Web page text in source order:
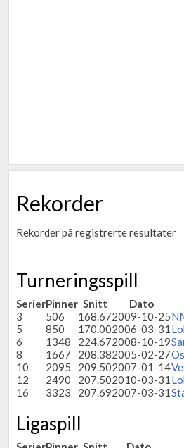
Rekorder
Rekorder på registrerte resultater
Turneringsspill
SerierPinner Snitt Dato
3
506 168.672009-10-25
5
850 170.002006-03-31
6
1348 224.672008-10-19
8
1667 208.382005-02-27
10
2095 209.502007-01-14
12
2490 207.502010-03-31
16
3323 207.692007-03-31
Ligaspill